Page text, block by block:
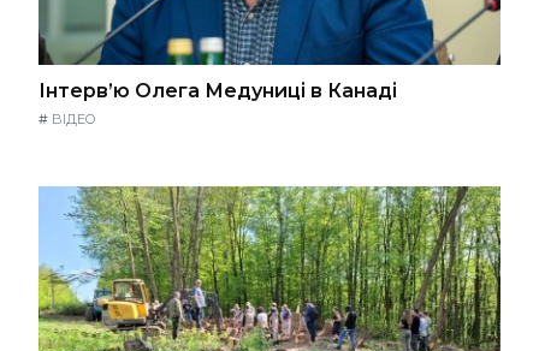
Інтерв’ю Олега Медуниці в Канаді
# ВІДЕО